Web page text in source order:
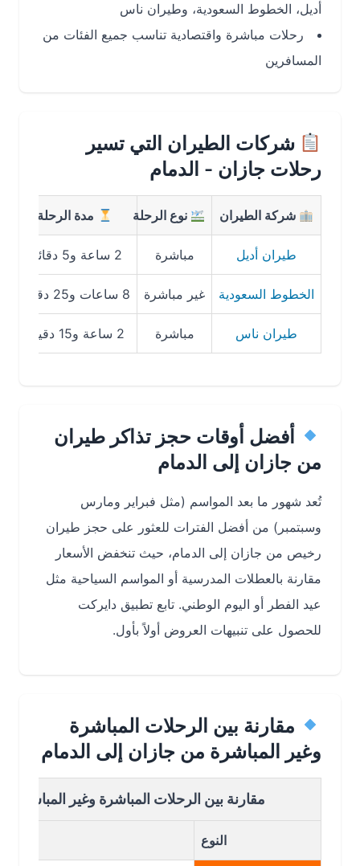
أديل، الخطوط السعودية، وطيران ناس
رحلات مباشرة واقتصادية تناسب جميع الفئات من
المسافرين
شركات الطيران التي تسير
رحلات جازان - الدمام
شركة الطيران نوع الرحلة مدة الرحلة
طيران أديل مباشرة
الخطوط السعودية غير مباشرة 8 ساعات و25 دقيقة
طيران ناس مباشرة 2 ساعة و15 دقيقة
أفضل أوقات حجز تذاكر طيران
من جازان إلى الدمام
تُعد شهور ما بعد المواسم (مثل فبراير ومارس
وسبتمبر) من أفضل الفترات للعثور على حجز طيران
رخيص من جازان إلى الدمام ، حيث تنخفض الأسعار
مقارنة بالعطلات المدرسية أو المواسم السياحية مثل
عيد الفطر أو اليوم الوطني. تابع تطبيق دايركت
للحصول على تنبيهات العروض أولاً بأول.
مقارنة بين الرحلات المباشرة
وغير المباشرة من جازان إلى الدمام
مقارنة بين الرحلات المباشرة وغير المباشرة من